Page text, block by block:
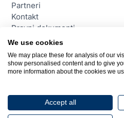
Partneri
Kontakt
Pravni dokumenti
Kontakt
daktela@daktela.com
Beograd, Srbija
We use cookies
We may place these for analysis of our
show personalised content and to give
more information about the cookies we
Accept all